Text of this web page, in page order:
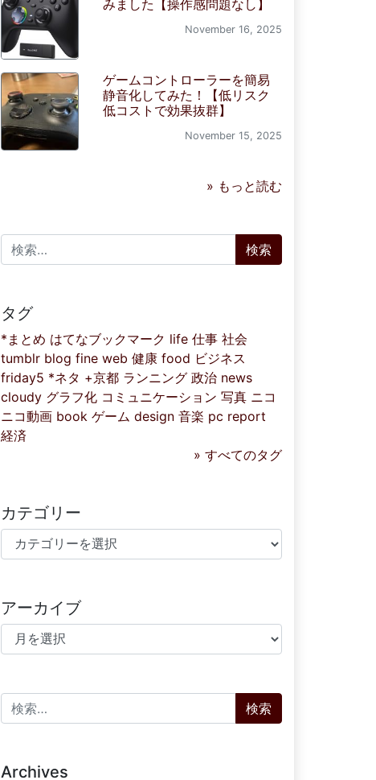
みました【操作感問題なし】
November 16, 2025
ゲームコントローラーを簡易
静音化してみた！【低リスク
低コストで効果抜群】
November 15, 2025
» もっと読む
検索:
タグ
*まとめ はてなブックマーク life 仕事 社会
tumblr blog fine web 健康 food ビジネス
friday5 *ネタ +京都 ランニング 政治 news
cloudy グラフ化 コミュニケーション 写真 ニコ
ニコ動画 book ゲーム design 音楽 pc report
経済
» すべてのタグ
カテゴリー
カテゴリー
アーカイブ
アーカイブ
検索:
Archives